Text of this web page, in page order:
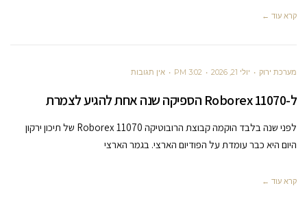
קרא עוד ←
מערכת ירוק יולי 21, 2026 3:02 PM אין תגובות
ל-Roborex 11070 הספיקה שנה אחת להגיע לצמרת
לפני שנה בלבד הוקמה קבוצת הרובוטיקה Roborex 11070 של תיכון ירקון
היום היא כבר עומדת על הפודיום הארצי. בגמר הארצי
קרא עוד ←